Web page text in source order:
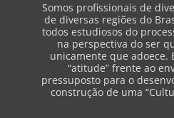
Somos profissionais de
de diversas regiões do
todos estudiosos do
na perspectiva do ser
unicamente que adoece.
“atitude” frente ao
pressuposto para o
construção de uma